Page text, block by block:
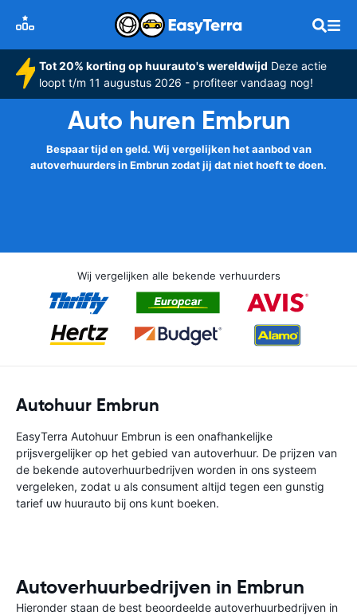
Tot 20% korting op huurauto's wereldwijd Deze actie
loopt t/m 11 augustus 2026 - profiteer vandaag nog!
Auto huren Embrun
Bespaar tijd en geld. Wij vergelijken het aanbod van
autoverhuurders in Embrun zodat jij dat niet hoeft te doen.
Wij vergelijken alle bekende verhuurders
Autohuur Embrun
EasyTerra Autohuur Embrun is een onafhankelijke
prijsvergelijker op het gebied van autoverhuur. De prijzen van
de bekende autoverhuurbedrijven worden in ons systeem
vergeleken, zodat u als consument altijd tegen een gunstig
tarief uw huurauto bij ons kunt boeken.
Autoverhuurbedrijven in Embrun
Hieronder staan de best beoordeelde autoverhuurbedrijven in